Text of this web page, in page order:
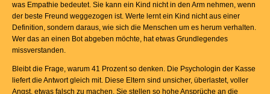
was Empathie bedeutet. Sie kann ein Kind nicht in den Arm nehmen, wenn
der beste Freund weggezogen ist. Werte lernt ein Kind nicht aus einer
Definition, sondern daraus, wie sich die Menschen um es herum verhalten.
Wer das an einen Bot abgeben möchte, hat etwas Grundlegendes
missverstanden.
Bleibt die Frage, warum 41 Prozent so denken. Die Psychologin der Kasse
liefert die Antwort gleich mit. Diese Eltern sind unsicher, überlastet, voller
Angst, etwas falsch zu machen. Sie stellen so hohe Ansprüche an die